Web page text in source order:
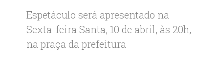
Espetáculo será apresentado na
Sexta-feira Santa, 10 de abril, às 20h,
na praça da prefeitura